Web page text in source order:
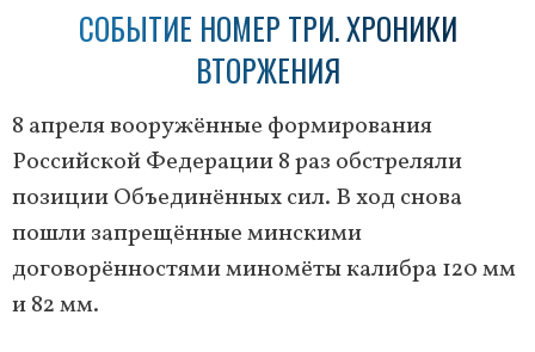
СОБЫТИЕ НОМЕР ТРИ. ХРОНИКИ
ВТОРЖЕНИЯ
8 апреля вооружённые формирования
Российской Федерации 8 раз обстреляли
позиции Объединённых сил. В ход снова
пошли запрещённые минскими
договорённостями миномёты калибра 120 мм
и 82 мм.